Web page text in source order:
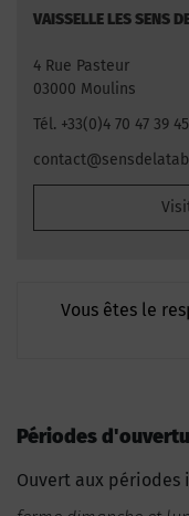
VAISSELLE LES SENS
4 Rue Pasteur
03000 Moulins
Tél. +33(0)4 70 47 39 45
Vous êtes le
Périodes
Ouvert aux périodes